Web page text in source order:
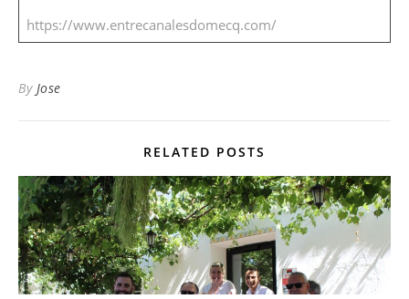
https://www.entrecanalesdomecq.com/
By Jose
RELATED POSTS